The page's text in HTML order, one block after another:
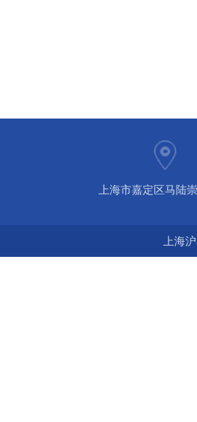
上海市嘉定区马陆
上海